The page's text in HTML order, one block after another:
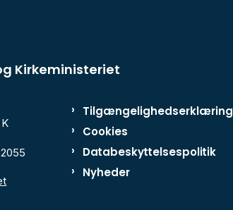
Kirkeministeriet
Tilgængelighedserklæring
Cookies
Databeskyttelsespolitik
Nyheder